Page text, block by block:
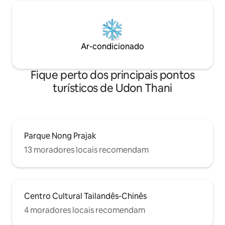
Ar-condicionado
Fique perto dos principais pontos
turísticos de Udon Thani
Parque Nong Prajak
13 moradores locais recomendam
Centro Cultural Tailandês-Chinês
4 moradores locais recomendam